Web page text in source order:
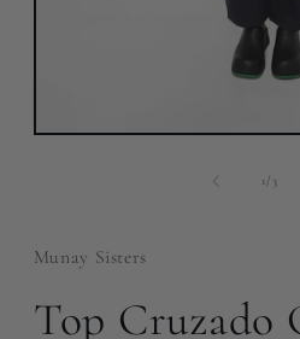
Abrir
ventana
modal
1/de3
Munay Sisters
Top Cruzado